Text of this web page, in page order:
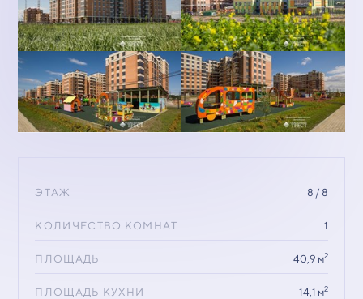
ЭТАЖ 8 / 8
КОЛИЧЕСТВО КОМНАТ 1
ПЛОЩАДЬ 40,9 м2
ПЛОЩАДЬ КУХНИ 14,1 м2